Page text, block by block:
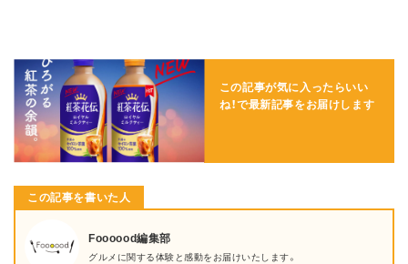
この記事が気に入ったらいい
ね！で最新記事をお届けします
この記事を書いた人
Foooood編集部
グルメに関する体験と感動をお届けいたします。